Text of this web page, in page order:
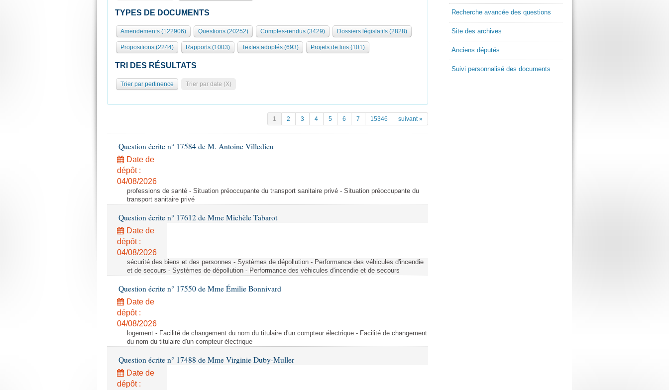
TYPES DE DOCUMENTS
Amendements (122906) Questions (20252) Comptes-rendus (3429) Dossiers législatifs (2828)
Propositions (2244) Rapports (1003) Textes adoptés (693) Projets de lois (101)
TRI DES RÉSULTATS
Trier par pertinence Trier par date (X)
1 2 3 4 5 6 7 15346 suivant »
Question écrite n° 17584 de M. Antoine Villedieu
Date de
dépôt :
04/08/2026
professions de santé - Situation préoccupante du transport sanitaire privé - Situation préoccupante du
transport sanitaire privé
Question écrite n° 17612 de Mme Michèle Tabarot
Date de
dépôt :
04/08/2026
sécurité des biens et des personnes - Systèmes de dépollution - Performance des véhicules d'incendie
et de secours - Systèmes de dépollution - Performance des véhicules d'incendie et de secours
Question écrite n° 17550 de Mme Émilie Bonnivard
Date de
dépôt :
04/08/2026
logement - Facilité de changement du nom du titulaire d'un compteur électrique - Facilité de changement
du nom du titulaire d'un compteur électrique
Question écrite n° 17488 de Mme Virginie Duby-Muller
Date de
dépôt :
Recherche avancée des questions
Site des archives
Anciens députés
Suivi personnalisé des documents